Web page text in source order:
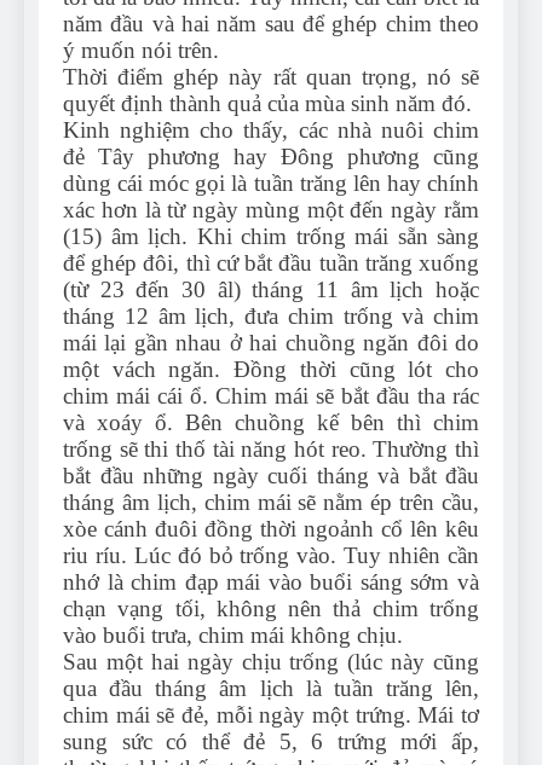
năm đầu và hai năm sau để ghép chim theo
ý muốn nói trên.
Thời điểm ghép này rất quan trọng, nó sẽ
quyết định thành quả của mùa sinh năm đó.
Kinh nghiệm cho thấy, các nhà nuôi chim
đẻ Tây phương hay Đông phương cũng
dùng cái móc gọi là tuần trăng lên hay chính
xác hơn là từ ngày mùng một đến ngày rằm
(15) âm lịch. Khi chim trống mái sẵn sàng
để ghép đôi, thì cứ bắt đầu tuần trăng xuống
(từ 23 đến 30 âl) tháng 11 âm lịch hoặc
tháng 12 âm lịch, đưa chim trống và chim
mái lại gần nhau ở hai chuồng ngăn đôi do
một vách ngăn. Đồng thời cũng lót cho
chim mái cái ổ. Chim mái sẽ bắt đầu tha rác
và xoáy ổ. Bên chuồng kế bên thì chim
trống sẽ thi thố tài năng hót reo. Thường thì
bắt đầu những ngày cuối tháng và bắt đầu
tháng âm lịch, chim mái sẽ nằm ép trên cầu,
xòe cánh đuôi đồng thời ngoảnh cổ lên kêu
riu ríu. Lúc đó bỏ trống vào. Tuy nhiên cần
nhớ là chim đạp mái vào buổi sáng sớm và
chạn vạng tối, không nên thả chim trống
vào buổi trưa, chim mái không chịu.
Sau một hai ngày chịu trống (lúc này cũng
qua đầu tháng âm lịch là tuần trăng lên,
chim mái sẽ đẻ, mỗi ngày một trứng. Mái tơ
sung sức có thể đẻ 5, 6 trứng mới ấp,